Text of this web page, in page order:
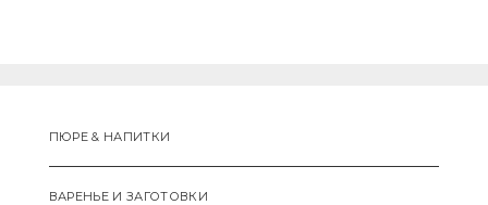
ПЮРЕ & НАПИТКИ
ВАРЕНЬЕ И ЗАГОТОВКИ